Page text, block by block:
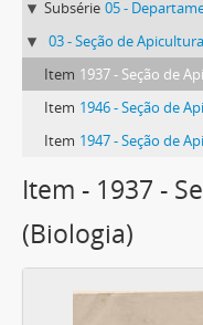
Subsérie 05 -
03 - Seção de Apicultura
Item 1937 - Seção de
Item 1946 - Seção de
Item 1947 - Seção de
Item - 1937 -
(Biologia)